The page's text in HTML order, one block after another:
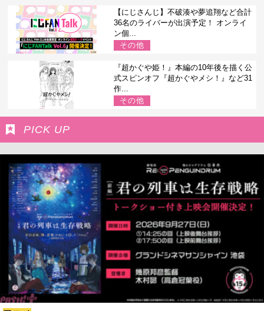
【にじさんじ】不破湊や夢追翔など合計
36名のライバーが出演予定！ オンライ
ン個...
その他
『超かぐや姫！』本編の10年後を描く公
式スピンオフ『超かぐやメシ！』など31
作...
その他
PICK UP